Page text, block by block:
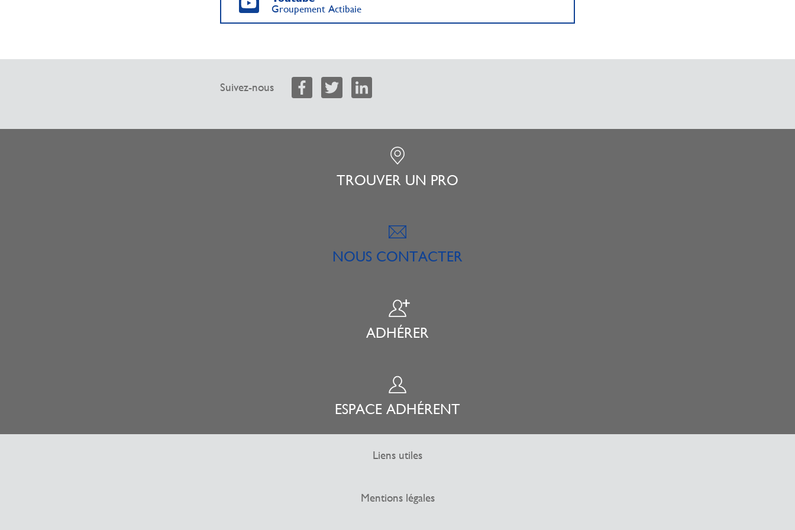
Groupement Actibaie
Suivez-nous
TROUVER UN PRO
NOUS CONTACTER
ADHÉRER
ESPACE ADHÉRENT
Liens utiles
Mentions légales